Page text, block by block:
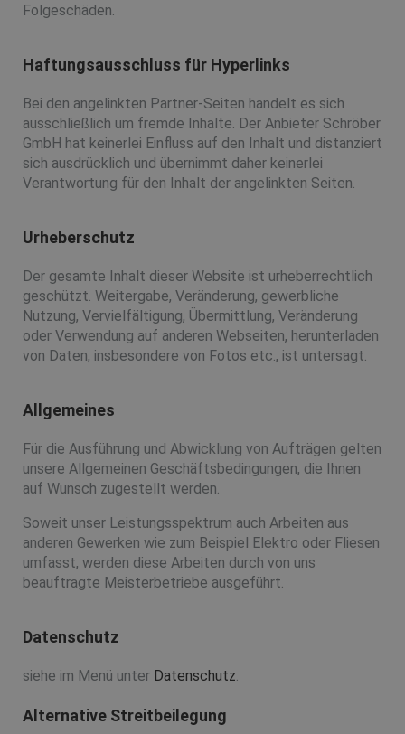
Folgeschäden.
Haftungsausschluss für Hyperlinks
Bei den angelinkten Partner-Seiten handelt es sich
ausschließlich um fremde Inhalte. Der Anbieter Schröber
GmbH hat keinerlei Einfluss auf den Inhalt und distanziert
sich ausdrücklich und übernimmt daher keinerlei
Verantwortung für den Inhalt der angelinkten Seiten.
Urheberschutz
Der gesamte Inhalt dieser Website ist urheberrechtlich
geschützt. Weitergabe, Veränderung, gewerbliche
Nutzung, Vervielfältigung, Übermittlung, Veränderung
oder Verwendung auf anderen Webseiten, herunterladen
von Daten, insbesondere von Fotos etc., ist untersagt.
Allgemeines
Für die Ausführung und Abwicklung von Aufträgen gelten
unsere Allgemeinen Geschäftsbedingungen, die Ihnen
auf Wunsch zugestellt werden.
Soweit unser Leistungsspektrum auch Arbeiten aus
anderen Gewerken wie zum Beispiel Elektro oder Fliesen
umfasst, werden diese Arbeiten durch von uns
beauftragte Meisterbetriebe ausgeführt.
Datenschutz
siehe im Menü unter Datenschutz.
Alternative Streitbeilegung